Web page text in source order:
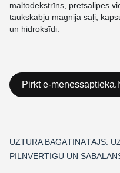
maltodekstrīns, pretsalipes
taukskābju magnija sāļi,
un hidroksīdi.
Pirkt e-
UZTURA BAGĀTINĀTĀJS.
PILNVĒRTĪGU UN